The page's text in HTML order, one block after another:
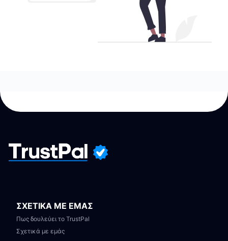
ΣΧΕΤΙΚΑ ΜΕ ΕΜΑΣ
Πως δουλεύει το TrustPal
Σχετικά με εμάς